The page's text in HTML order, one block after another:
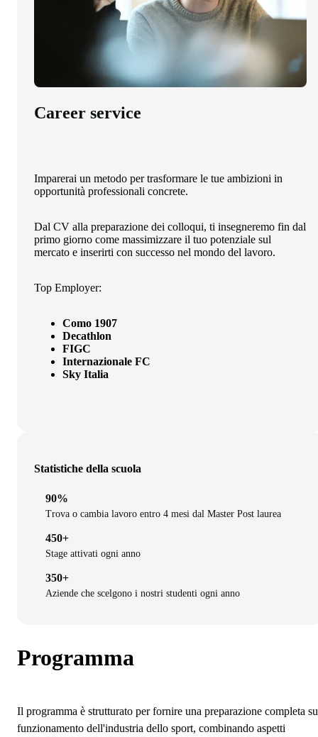
Career service
Imparerai un metodo per trasformare le tue ambizioni in
opportunità professionali concrete.
Dal CV alla preparazione dei colloqui, ti insegneremo fin dal
primo giorno come massimizzare il tuo potenziale sul
mercato e inserirti con successo nel mondo del lavoro.
Top Employer:
Como 1907
Decathlon
FIGC
Internazionale FC
Sky Italia
Statistiche della scuola
90%
Trova o cambia lavoro entro 4 mesi dal Master Post laurea
450+
Stage attivati ogni anno
350+
Aziende che scelgono i nostri studenti ogni anno
Programma
Il programma è strutturato per fornire una preparazione completa
funzionamento dell'industria dello sport, combinando aspetti